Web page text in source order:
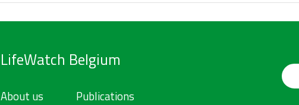
LifeWatch Belgium
About us
Publications